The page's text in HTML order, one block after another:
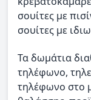
σουίτες με
σουίτες με
Τα δωμάτια
τηλέφωνο,
τηλέφωνο στο